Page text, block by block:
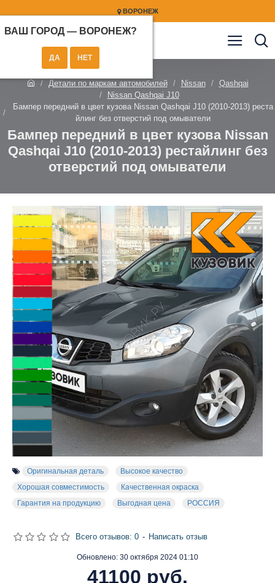
ВОРОНЕЖ
ВАШ ГОРОД — ВОРОНЕЖ?
Детали по маркам автомобилей Nissan
Qashqai
Nissan Qashqai J10
Бампер передний в цвет кузова Nissan Qashqai J10 (2010-2013) реста
йлинг без отверстий под омыватели
Бампер передний в цвет кузова Nissan
Qashqai J10 (2010-2013) рестайлинг без
отверстий под омыватели
Оригинальная деталь
Высокое качество
Хорошая совместимость
Качественная окраска
Гарантия на продукцию
Выгодная цена РОССИЯ
Обновлено: 30 октября 2024 01:10
Всего отзывов: 0 - Написать отзыв
41100 руб.